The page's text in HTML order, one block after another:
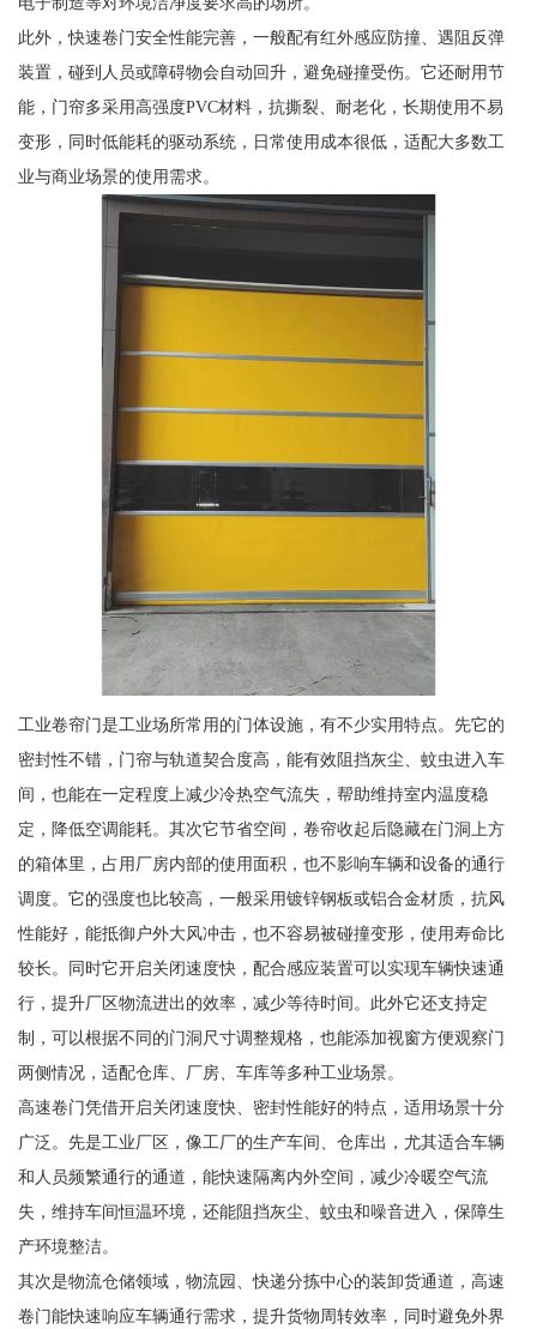
此外，快速卷门安全性能完善，一般配有红外感应防撞、遇阻反弹
装置，碰到人员或障碍物会自动回升，避免碰撞受伤。它还耐用节
能，门帘多采用高强度PVC材料，抗撕裂、耐老化，长期使用不易
变形，同时低能耗的驱动系统，日常使用成本很低，适配大多数工
业与商业场景的使用需求。
工业卷帘门是工业场所常用的门体设施，有不少实用特点。先它的
密封性不错，门帘与轨道契合度高，能有效阻挡灰尘、蚊虫进入车
间，也能在一定程度上减少冷热空气流失，帮助维持室内温度稳
定，降低空调能耗。其次它节省空间，卷帘收起后隐藏在门洞上方
的箱体里，占用厂房内部的使用面积，也不影响车辆和设备的通行
调度。它的强度也比较高，一般采用镀锌钢板或铝合金材质，抗风
性能好，能抵御户外大风冲击，也不容易被碰撞变形，使用寿命比
较长。同时它开启关闭速度快，配合感应装置可以实现车辆快速通
行，提升厂区物流进出的效率，减少等待时间。此外它还支持定
制，可以根据不同的门洞尺寸调整规格，也能添加视窗方便观察门
两侧情况，适配仓库、厂房、车库等多种工业场景。
高速卷门凭借开启关闭速度快、密封性能好的特点，适用场景十分
广泛。先是工业厂区，像工厂的生产车间、仓库出，尤其适合车辆
和人员频繁通行的通道，能快速隔离内外空间，减少冷暖空气流
失，维持车间恒温环境，还能阻挡灰尘、蚊虫和噪音进入，保障生
产环境整洁。
其次是物流仓储领域，物流园、快递分拣中心的装卸货通道，高速
卷门能快速响应车辆通行需求，提升货物周转效率，同时避免外界